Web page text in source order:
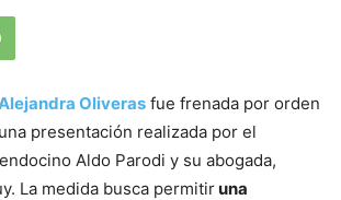
Oliveras fue frenada por orden
presentación realizada por el
Aldo Parodi y su abogada,
La medida busca permitiruna